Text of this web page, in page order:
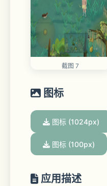
截图 7
图标
图标 (1024px)
图标 (100px)
应用描述